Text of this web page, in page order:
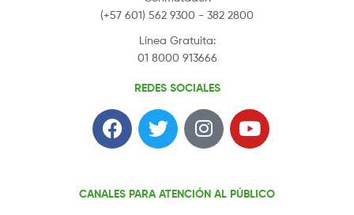
(+57 601) 562 9300 - 382 2800
Línea Gratuita:
01 8000 913666
REDES SOCIALES
CANALES PARA ATENCIÓN AL PÚBLICO